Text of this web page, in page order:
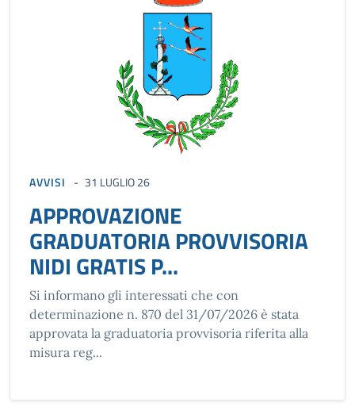
AVVISI 31 LUGLIO 26
APPROVAZIONE
GRADUATORIA PROVVISORIA
NIDI GRATIS P...
Si informano gli interessati che con
determinazione n. 870 del 31/07/2026 è stata
approvata la graduatoria provvisoria riferita alla
misura reg...